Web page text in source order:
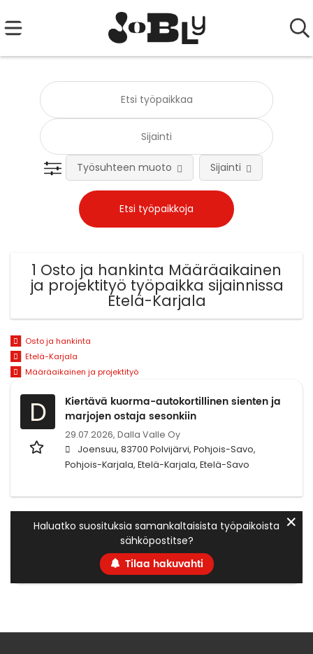
Työsuhteen muoto Sijainti
1 Osto ja hankinta Määräaikainen
ja projektityö työpaikka sijainnissa
Etelä-Karjala
Osto ja hankinta
Etelä-Karjala
Määräaikainen ja projektityö
D
Kiertävä kuorma-autokortillinen sienten ja
marjojen ostaja sesonkiin
29.07.2026, Dalla Valle Oy
Joensuu, 83700 Polvijärvi, Pohjois-Savo,
Pohjois-Karjala, Etelä-Karjala, Etelä-Savo
Haluatko suosituksia samankaltaisista työpaikoista
sähköpostitse?
Tilaa hakuvahti
✕